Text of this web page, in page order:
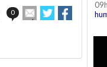
0
Envoyer
cet
ami
Partager
sur
Partager
sur